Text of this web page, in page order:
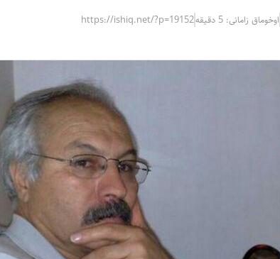
اوخوماق زامانی: 5 دقیقه https://ishiq.net/?p=19152